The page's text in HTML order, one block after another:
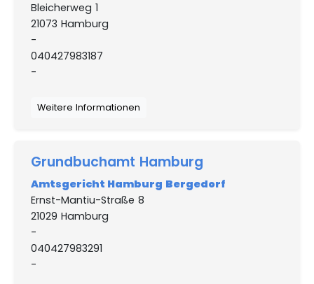
Bleicherweg 1
21073 Hamburg
-
040427983187
-
Weitere Informationen
Grundbuchamt Hamburg
Amtsgericht Hamburg Bergedorf
Ernst-Mantiu-Straße 8
21029 Hamburg
-
040427983291
-